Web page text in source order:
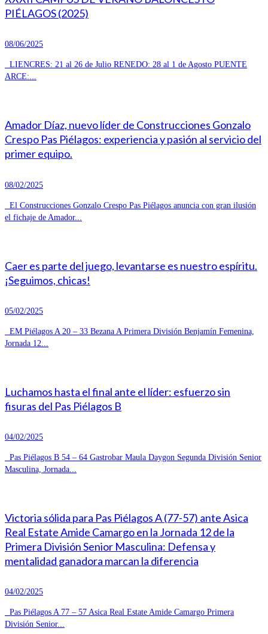
PIÉLAGOS (2025)
08/06/2025
LIENCRES: 21 al 26 de Julio RENEDO: 28 al 1 de Agosto PUENTE
ARCE:...
Amador Díaz, nuevo líder de Construcciones Gonzalo
Crespo Pas Piélagos: experiencia y pasión al servicio del
primer equipo.
08/02/2025
El Construcciones Gonzalo Crespo Pas Piélagos anuncia con gran ilusión
el fichaje de Amador...
Caer es parte del juego, levantarse es nuestro espíritu.
¡Seguimos, chicas!
05/02/2025
EM Piélagos A 20 – 33 Bezana A Primera División Benjamín Femenina,
Jornada 12...
Luchamos hasta el final ante el líder: esfuerzo sin
fisuras del Pas Piélagos B
04/02/2025
Pas Piélagos B 54 – 64 Gastrobar Maula Daygon Segunda División Senior
Masculina, Jornada...
Victoria sólida para Pas Piélagos A (77-57) ante Asica
Real Estate Amide Camargo en la Jornada 12 de la
Primera División Senior Masculina: Defensa y
mentalidad ganadora marcan la diferencia
04/02/2025
Pas Piélagos A 77 – 57 Asica Real Estate Amide Camargo Primera
División Senior...